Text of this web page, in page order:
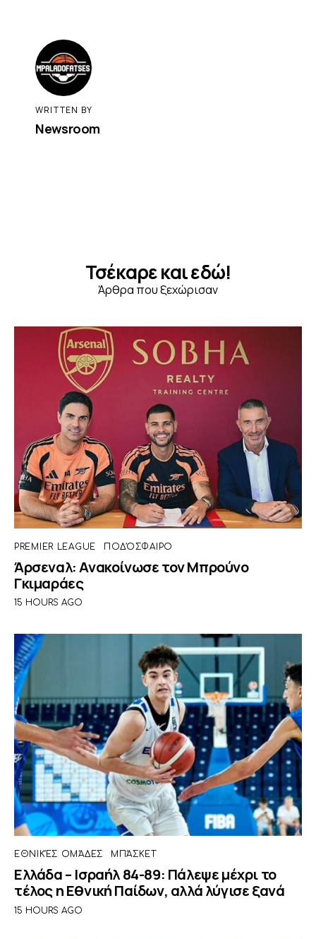
WRITTEN BY
Newsroom
Τσέκαρε και εδώ!
Άρθρα που ξεχώρισαν
PREMIER LEAGUE ΠΟΔΌΣΦΑΙΡΟ
Άρσεναλ: Ανακοίνωσε τον Μπρούνο
Γκιμαράες
15 HOURS AGO
ΕΘΝΙΚΈΣ ΟΜΆΔΕΣ ΜΠΆΣΚΕΤ
Ελλάδα – Ισραήλ 84-89: Πάλεψε μέχρι το
τέλος η Εθνική Παίδων, αλλά λύγισε ξανά
15 HOURS AGO